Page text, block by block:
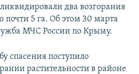
два возгорания
почти 5 га. Об этом 30 марта
МЧС России по Крыму.
спасения поступило
растительности в районе